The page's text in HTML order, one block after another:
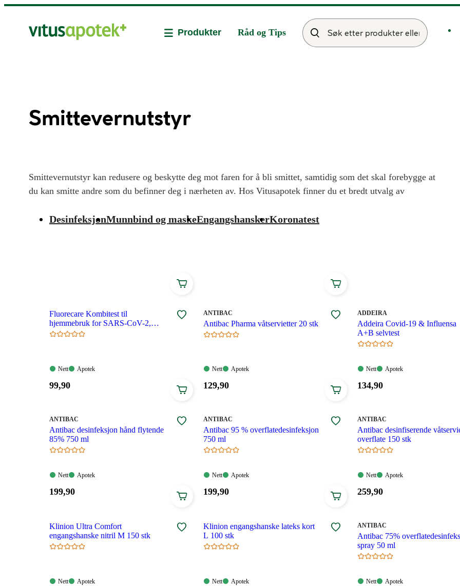
Produkter Råd og Tips
Smittevernutstyr
Smittevernutstyr kan redusere og beskytte deg mot faren for å bli smittet, samtidig som det skal forebygge at
du kan smitte andre som du befinner deg i nærheten av. Hos Vitusapotek finner du et bredt utvalg av
engangshansker. Vitusapotek fører kun smittevernutstyr av god kvalitet, som har vært igjennom en
DesinfeksjonMunnbind og maskeEngangshanskerKoronatest
Fluorecare Kombitest til
hjemmebruk for SARS-CoV-2,
influensa A/B og RS-virus
Nett:
Nett
Apotek:
Apotek
Pris:
99,90
MERKE:
ANTIBAC
Antibac Pharma våtservietter 20 stk
Nett:
Nett
Apotek:
Apotek
Pris:
129,90
MERKE:
ADDEIRA
Addeira Covid-19 & Influensa
A+B selvtest
Nett:
Nett
Apotek:
Apotek
Pris:
134,90
MERKE:
ANTIBAC
Antibac desinfeksjon hånd flytende
85% 750 ml
Nett:
Nett
Apotek:
Apotek
Pris:
199,90
MERKE:
ANTIBAC
Antibac 95 % overflatedesinfeksjon
750 ml
Nett:
Nett
Apotek:
Apotek
Pris:
199,90
MERKE:
ANTIBAC
Antibac desinfiserende
overflate 150 stk
Nett:
Nett
Apotek:
Apotek
Pris:
259,90
Klinion Ultra Comfort
engangshanske nitril M 150 stk
Nett:
Nett
Apotek:
Apotek
Klinion engangshanske lateks kort
L 100 stk
Nett:
Nett
Apotek:
Apotek
MERKE:
ANTIBAC
Antibac 75%
spray 50 ml
Nett:
Nett
Apotek:
Apotek